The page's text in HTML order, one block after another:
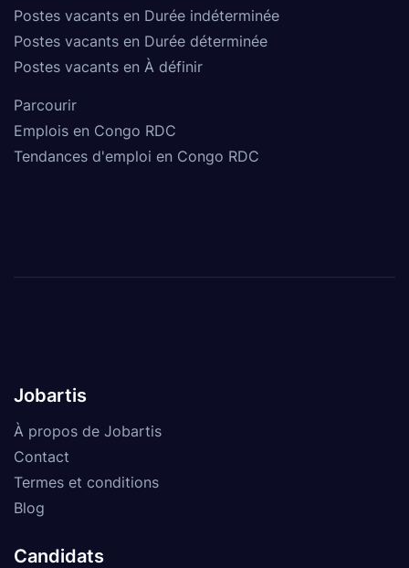
Postes vacants en Durée indéterminée
Postes vacants en Durée déterminée
Postes vacants en À définir
Parcourir
Emplois en Congo RDC
Tendances d'emploi en Congo RDC
Jobartis
À propos de Jobartis
Contact
Termes et conditions
Blog
Candidats